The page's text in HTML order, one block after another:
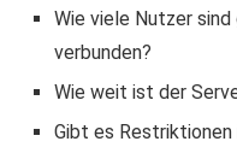
Wie viele Nutzer
verbunden?
Wie weit ist der
Gibt es Restriktionen